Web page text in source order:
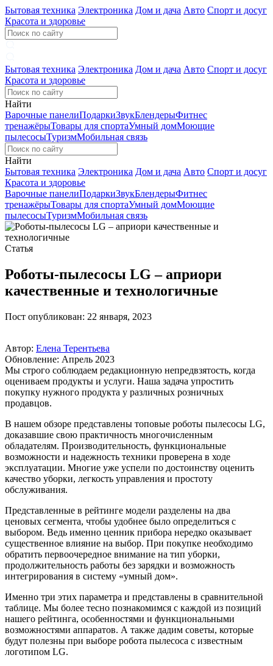
Бытовая техника Электроника Дом и дача Авто Спорт и досуг
Красота и здоровье
Бытовая техника Электроника Дом и дача Авто Спорт и досуг
Красота и здоровье
Найти
Варочные панелиПодаркиЗвукБлендерыФитнес
тренажёрыТовары для спортаУмный домМоющие
пылесосыТуризмМобильная связь
Найти
Бытовая техника Электроника Дом и дача Авто Спорт и досуг
Красота и здоровье
Варочные панелиПодаркиЗвукБлендерыФитнес
тренажёрыТовары для спортаУмный домМоющие
пылесосыТуризмМобильная связь
Статья
Роботы-пылесосы LG – априори
качественные и технологичные
Пост опубликован: 22 января, 2023
Автор: Елена Терентьева
Обновление: Апрель 2023
Мы строго соблюдаем редакционную непредвзятость, когда
оцениваем продукты и услуги. Наша задача упростить
покупку нужного продукта у различных розничных
продавцов.
В нашем обзоре представлены топовые роботы пылесосы LG,
доказавшие свою практичность многочисленным
обладателям. Производительность, функциональные
возможности и надежность техники проверена в ходе
эксплуатации. Многие уже успели по достоинству оценить
качество уборки, легкость управления и простоту
обслуживания.
Представленные в рейтинге модели разделены на два
ценовых сегмента, чтобы удобнее было определиться с
выбором. Ведь именно ценник прибора нередко оказывает
существенное влияние на выбор. При покупке необходимо
обратить первоочередное внимание на тип уборки,
продолжительность работы без зарядки и возможность
интегрирования в систему «умный дом».
Именно три этих параметра и представлены в сравнительной
таблице. Мы более тесно познакомимся с каждой из позиций
нашего рейтинга, особенностями и функциональными
возможностями аппаратов. А также дадим советы, которые
будут полезны при выборе робота пылесоса с известным
логотипом LG.